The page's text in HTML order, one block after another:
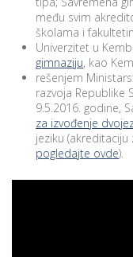
među svim
školama i
Univerzitet u
gimnaziju, kao
rešenjem
razvoja Republike
9.5.2016. godine,
za izvođenje
jeziku
pogledajte ovde).